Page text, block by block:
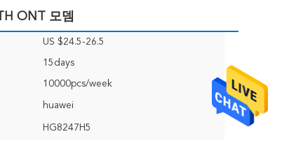
ONT 모뎀
US $24.5-26.5
15days
10000pcs/week
huawei
HG8247H5